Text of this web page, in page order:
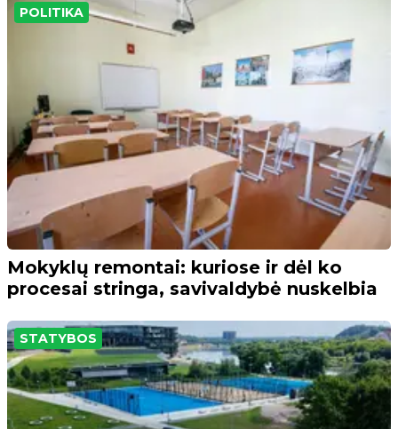
POLITIKA
Mokyklų remontai: kuriose ir dėl ko
procesai stringa, savivaldybė nuskelbia
STATYBOS